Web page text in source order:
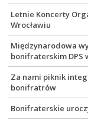
Letnie Koncerty
Wrocławiu
Międzynarodowa
bonifraterskim DPS
Za nami piknik
bonifratrów
Bonifraterskie